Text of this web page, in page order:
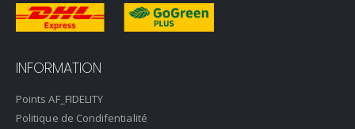
INFORMATION
Points AF_FIDELITY
Politique de Condifentialité